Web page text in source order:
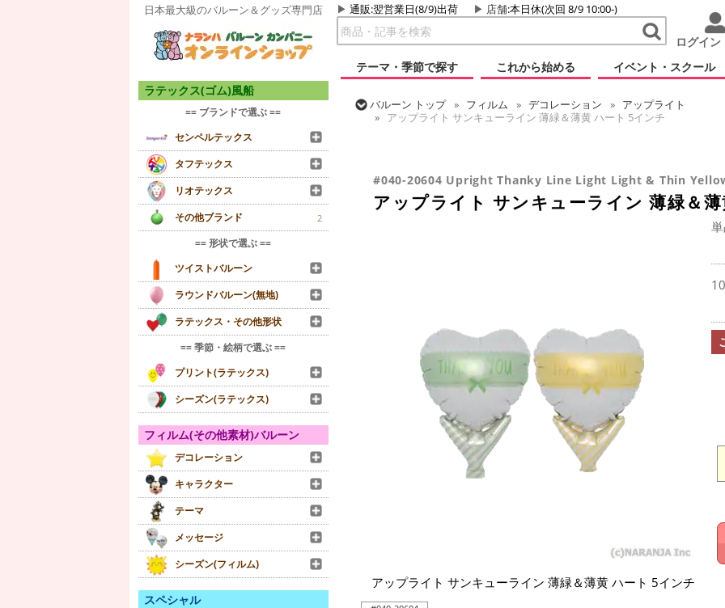
日本最大級のバルーン＆グッズ専門店 通販:翌営業日(8/9)出荷 店舗:本日休(次回 8/9 10:00-)
ログイン
テーマ・季節で探す
これから始める イベント・スクール
ラテックス(ゴム)風船
== ブランドで選ぶ ==
センペルテックス
タフテックス
リオテックス
その他ブランド
2
== 形状で選ぶ ==
ツイストバルーン
ラウンドバルーン(無地)
ラテックス・その他形状
== 季節・絵柄で選ぶ ==
プリント(ラテックス)
シーズン(ラテックス)
フィルム(その他素材)バルーン
デコレーション
キャラクター
テーマ
メッセージ
シーズン(フィルム)
スペシャル
バルーン トップ フィルム デコレーション
アップライト
アップライト サンキューライン 薄緑＆薄黄 ハート 5インチ
#040-20604 Upright Thanky Line Light Light & Thin
アップライト サンキューライン 薄緑＆
アップライト サンキューライン 薄緑＆薄黄 ハート 5インチ